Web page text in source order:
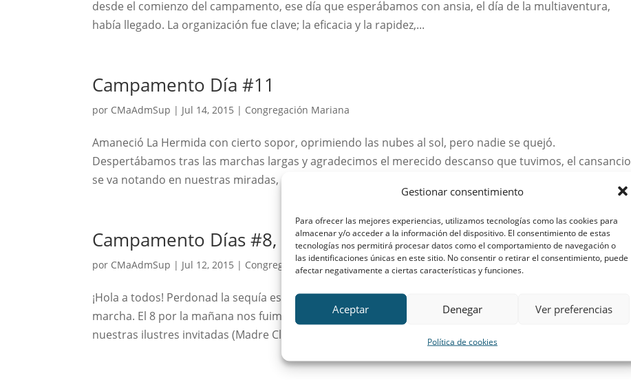
Gestionar consentimiento
Para ofrecer las mejores experiencias, utilizamos tecnologías como las cookies para
almacenar y/o acceder a la información del dispositivo. El consentimiento de estas
tecnologías nos permitirá procesar datos como el comportamiento de navegación o
las identificaciones únicas en este sitio. No consentir o retirar el consentimiento, puede
afectar negativamente a ciertas características y funciones.
Aceptar Denegar Ver preferencias
Política de cookies
desde el comienzo del campamento, ese día que esperábamos con ansia, el día de la multiaventura,
había llegado. La organización fue clave; la eficacia y la rapidez,...
Campamento Día #11
por CMaAdmSup | Jul 14, 2015 | Congregación Mariana
Amaneció La Hermida con cierto sopor, oprimiendo las nubes al sol, pero nadie se quejó.
Despertábamos tras las marchas largas y agradecimos el merecido descanso que tuvimos, el cansancio
se va notando en nuestras miradas, pero en nuestros ojos aún reina la ilusión de...
Campamento Días #8, 9 y 10 – MARCHAS LARGAS
por CMaAdmSup | Jul 12, 2015 | Congregación Mariana
¡Hola a todos! Perdonad la sequía estos tres últimos días, nos ha sido imposible escribir por estar de
marcha. El 8 por la mañana nos fuimos del campamento, tuvimos Misa y desayuno, despedimos a
nuestras ilustres invitadas (Madre Clara y Texu) y partimos, sin más...